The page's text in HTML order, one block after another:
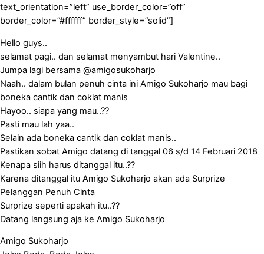
text_orientation=”left” use_border_color=”off”
border_color=”#ffffff” border_style=”solid”]
Hello guys..
selamat pagi.. dan selamat menyambut hari Valentine..
Jumpa lagi bersama @amigosukoharjo
Naah.. dalam bulan penuh cinta ini Amigo Sukoharjo mau bagi
boneka cantik dan coklat manis
Hayoo.. siapa yang mau..??
Pasti mau lah yaa..
Selain ada boneka cantik dan coklat manis..
Pastikan sobat Amigo datang di tanggal 06 s/d 14 Februari 2018
Kenapa siih harus ditanggal itu..??
Karena ditanggal itu Amigo Sukoharjo akan ada Surprize
Pelanggan Penuh Cinta
Surprize seperti apakah itu..??
Datang langsung aja ke Amigo Sukoharjo
Amigo Sukoharjo